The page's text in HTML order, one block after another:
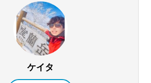
ケイタ